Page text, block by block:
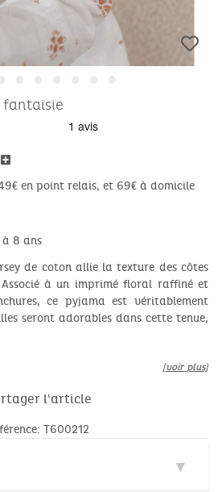
••••••
fantaisie
en point relais, et 69€ à domicile
à 8 ans
de coton allie la texture des côtes
à un imprimé floral raffiné et
ce pyjama est véritablement
seront adorables dans cette tenue,
[voir plus]
l'article
T600212